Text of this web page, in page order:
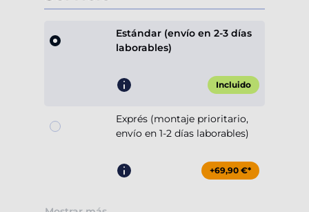
Estándar (envío en 2-3 días
laborables)
Incluido
Exprés (montaje prioritario,
envío en 1-2 días laborables)
+69,90 €*